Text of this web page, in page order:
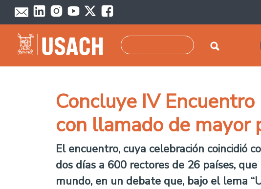
Skip to main content
Concluye IV
con llamado de mayor
El encuentro, cuya celebración coincidió
dos días a 600 rectores de 26 países,
mundo, en un debate que, bajo el lema